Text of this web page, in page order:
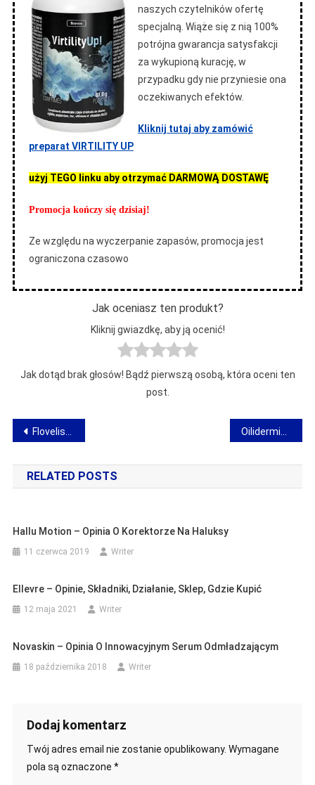
naszych czytelników ofertę
specjalną. Wiąże się z nią 100%
potrójna gwarancja satysfakcji
za wykupioną kurację, w
przypadku gdy nie przyniesie ona
oczekiwanych efektów.
Kliknij tutaj aby zamówić
preparat VIRTILITY UP
użyj TEGO linku aby otrzymać DARMOWĄ DOSTAWĘ
Promocja kończy się dzisiaj!
Ze względu na wyczerpanie zapasów, promocja jest
ograniczona czasowo
Jak oceniasz ten produkt?
Kliknij gwiazdkę, aby ją ocenić!
Jak dotąd brak głosów! Bądź pierwszą osobą, która oceni ten
post.
Nawigacja
wpisu
Floveliss – opinia o żelu na żylaki, pajączki i obrzęki nóg
RELATED POSTS
Hallu Motion – Opinia O Korektorze Na Haluksy
11 czerwca 2019 Writer
Ellevre – Opinie, Składniki, Działanie, Sklep, Gdzie Kupić
12 maja 2021 Writer
Novaskin – Opinia O Innowacyjnym Serum Odmładzającym
18 października 2018 Writer
Dodaj komentarz
Twój adres email nie zostanie opublikowany. Wymagane
pola są oznaczone *